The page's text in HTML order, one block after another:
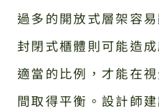
過多的開放式層架容
封閉式櫃體則可能造
適當的比例，才能在
間取得平衡。設計師